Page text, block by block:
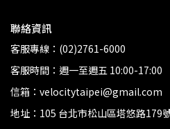
聯絡資訊
客服專線：(02)2761-6000
客服時間：週一至週五 10:00-17:00
信箱：velocitytaipei@gmail.com
地址：105 台北市松山區塔悠路179